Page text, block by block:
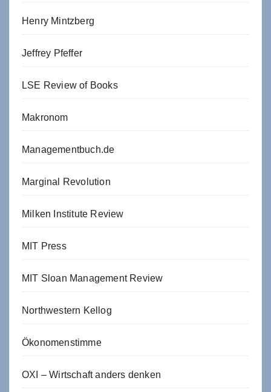
Henry Mintzberg
Jeffrey Pfeffer
LSE Review of Books
Makronom
Managementbuch.de
Marginal Revolution
Milken Institute Review
MIT Press
MIT Sloan Management Review
Northwestern Kellog
Ökonomenstimme
OXI – Wirtschaft anders denken